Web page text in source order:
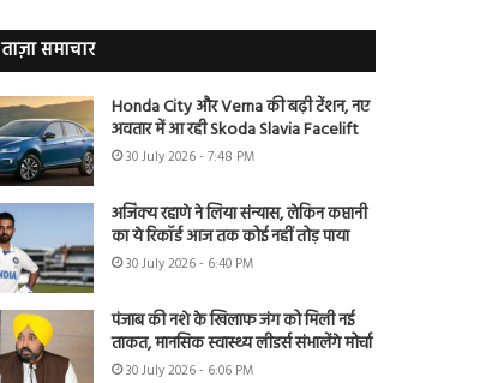
ताज़ा समाचार
Honda City और Verna की बढ़ी टेंशन, नए
अवतार में आ रही Skoda Slavia Facelift
30 July 2026 - 7:48 PM
अजिंक्य रहाणे ने लिया संन्यास, लेकिन कप्तानी
का ये रिकॉर्ड आज तक कोई नहीं तोड़ पाया
30 July 2026 - 6:40 PM
पंजाब की नशे के खिलाफ जंग को मिली नई
ताकत, मानसिक स्वास्थ्य लीडर्स संभालेंगे मोर्चा
30 July 2026 - 6:06 PM